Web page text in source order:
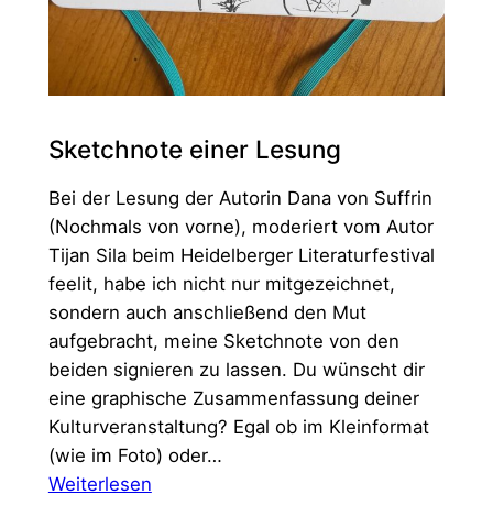
Sketchnote einer Lesung
Bei der Lesung der Autorin Dana von Suffrin
(Nochmals von vorne), moderiert vom Autor
Tijan Sila beim Heidelberger Literaturfestival
feelit, habe ich nicht nur mitgezeichnet,
sondern auch anschließend den Mut
aufgebracht, meine Sketchnote von den
beiden signieren zu lassen. Du wünscht dir
eine graphische Zusammenfassung deiner
Kulturveranstaltung? Egal ob im Kleinformat
(wie im Foto) oder…
Weiterlesen: